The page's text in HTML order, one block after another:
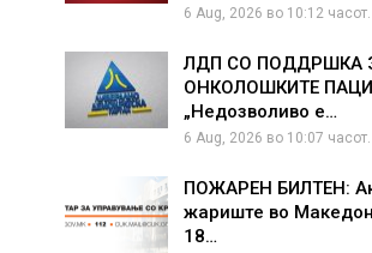
6 Aug, 2026 во 10:12 часот.
ЛДП СО ПОДДРШКА
ОНКОЛОШКИТЕ
„Недозволиво е…
6 Aug, 2026 во 10:07 часот.
ПОЖАРЕН БИЛТЕН:
жариште во
18…